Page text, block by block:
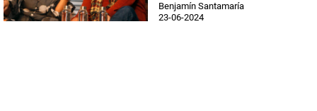
Benjamín Santamaría
23-06-2024